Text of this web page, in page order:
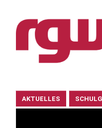
überspringen
AKTUELLES